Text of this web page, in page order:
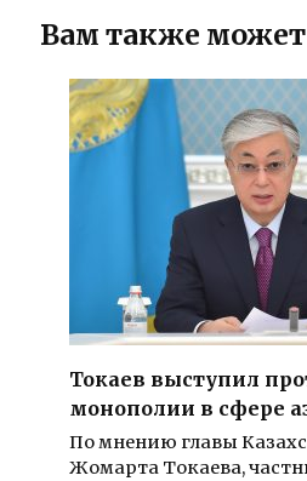
Вам также может
Токаев выступил
монополии в сфере
По мнению главы
Жомарта Токаева,